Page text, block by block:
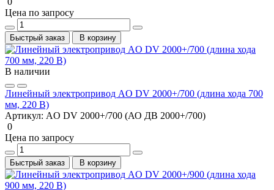
Цена по запросу
Быстрый заказ В корзину
В наличии
Линейный электропривод AO DV 2000+/700 (длина хода 700
мм, 220 В)
Артикул: AO DV 2000+/700 (АО ДВ 2000+/700)
0
Цена по запросу
Быстрый заказ В корзину